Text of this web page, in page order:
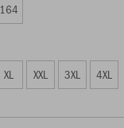
164
XL XXL 3XL 4XL